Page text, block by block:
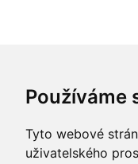
Používáme
Tyto webové
uživatelského